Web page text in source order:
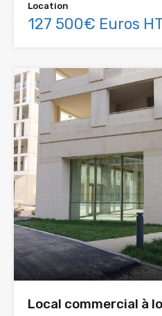
Location
127 500€ Euros
Local commercial à